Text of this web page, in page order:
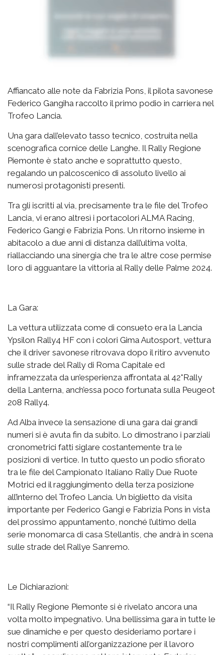
Affiancato alle note da Fabrizia Pons, il pilota savonese
Federico Gangiha raccolto il primo podio in carriera nel
Trofeo Lancia.
Una gara dall’elevato tasso tecnico, costruita nella
scenografica cornice delle Langhe. Il Rally Regione
Piemonte è stato anche e soprattutto questo,
regalando un palcoscenico di assoluto livello ai
numerosi protagonisti presenti.
Tra gli iscritti al via, precisamente tra le file del Trofeo
Lancia, vi erano altresì i portacolori ALMA Racing,
Federico Gangi e Fabrizia Pons. Un ritorno insieme in
abitacolo a due anni di distanza dall’ultima volta,
riallacciando una sinergia che tra le altre cose permise
loro di agguantare la vittoria al Rally delle Palme 2024.
La Gara:
La vettura utilizzata come di consueto era la Lancia
Ypsilon Rally4 HF con i colori Gima Autosport, vettura
che il driver savonese ritrovava dopo il ritiro avvenuto
sulle strade del Rally di Roma Capitale ed
inframezzata da un’esperienza affrontata al 42°Rally
della Lanterna, anch’essa poco fortunata sulla Peugeot
208 Rally4.
Ad Alba invece la sensazione di una gara dai grandi
numeri si è avuta fin da subito. Lo dimostrano i parziali
cronometrici fatti siglare costantemente tra le
posizioni di vertice. In tutto questo un podio sfiorato
tra le file del Campionato Italiano Rally Due Ruote
Motrici ed il raggiungimento della terza posizione
all’interno del Trofeo Lancia. Un biglietto da visita
importante per Federico Gangi e Fabrizia Pons in vista
del prossimo appuntamento, nonché l’ultimo della
serie monomarca di casa Stellantis, che andrà in scena
sulle strade del Rallye Sanremo.
Le Dichiarazioni:
“Il Rally Regione Piemonte si è rivelato ancora una
volta molto impegnativo. Una bellissima gara in tutte le
sue dinamiche e per questo desideriamo portare i
nostri complimenti all’organizzazione per il lavoro